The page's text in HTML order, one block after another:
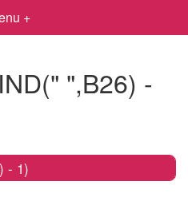
+
",B26) -
- 1)